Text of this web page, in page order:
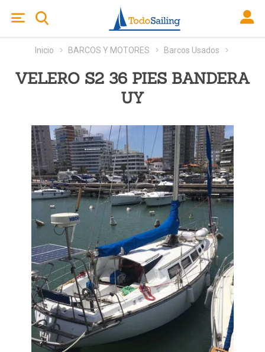
Inicio BARCOS Y MOTORES Barcos Usados
VELERO S2 36 PIES BANDERA
UY